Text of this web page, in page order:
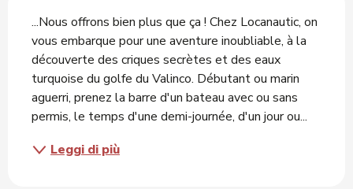
...Nous offrons bien plus que ça ! Chez Locanautic, on
vous embarque pour une aventure inoubliable, à la
découverte des criques secrètes et des eaux
turquoise du golfe du Valinco. Débutant ou marin
aguerri, prenez la barre d'un bateau avec ou sans
permis, le temps d'une demi-journée, d'un jour ou...
Leggi di più